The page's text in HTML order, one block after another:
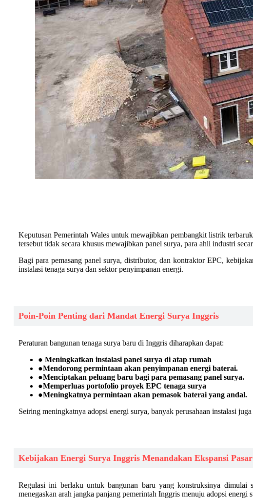
Keputusan Pemerintah Wales untuk mewajibkan pembangkit listrik
tersebut tidak secara khusus mewajibkan panel surya, para ahli industri
Bagi para pemasang panel surya, distributor, dan kontraktor EPC,
instalasi tenaga surya dan sektor penyimpanan energi.
Poin-Poin Penting dari Mandat Energi Surya Inggris
Peraturan bangunan tenaga surya baru di Inggris diharapkan dapat:
● Meningkatkan instalasi panel surya di atap rumah
●Mendorong permintaan akan penyimpanan energi baterai.
●Menciptakan peluang baru bagi para pemasang panel surya.
●Memperluas portofolio proyek EPC tenaga surya
●Meningkatnya permintaan akan pemasok baterai yang andal.
Seiring meningkatnya adopsi energi surya, banyak perusahaan instalasi
Kebijakan Energi Surya Inggris Menandakan Ekspansi
Regulasi ini berlaku untuk bangunan baru yang konstruksinya dimulai
menegaskan arah jangka panjang pemerintah Inggris menuju adopsi energi